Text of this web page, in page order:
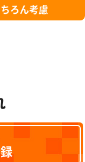
ろん考慮